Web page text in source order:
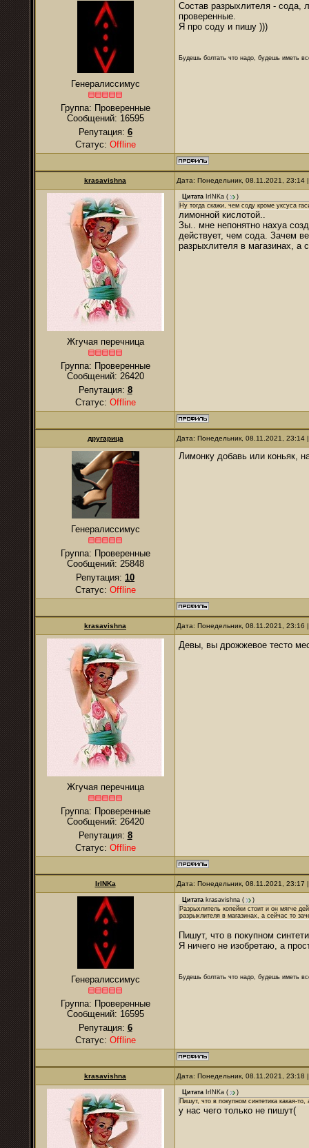
Генералиссимус
Группа: Проверенные
Сообщений: 16595
Репутация: 6
Статус: Offline
Состав разрыхлителя - сода,
проверенные.
Я про соду и пишу )))
Будешь болтать что надо, будешь иметь
krasavishna Дата: Понедельник, 08.11.2021,
Жгучая перечница
Группа: Проверенные
Сообщений: 26420
Репутация: 8
Статус: Offline
Цитата IrINKa (
)
Ну тогда скажи, чем соду кроме уксуса
лимонной кислотой..
Зы.. мне непонятно нахуа
действует, чем сода. Зачем
разрыхлителя в магазинах, а
другарица Дата: Понедельник, 08.11.2021,
Генералиссимус
Группа: Проверенные
Сообщений: 25848
Репутация: 10
Статус: Offline
Лимонку добавь или коньяк,
krasavishna Дата: Понедельник, 08.11.2021,
Жгучая перечница
Группа: Проверенные
Сообщений: 26420
Репутация: 8
Статус: Offline
Девы, вы дрожжевое тесто
IrINKa Дата: Понедельник, 08.11.2021,
Генералиссимус
Группа: Проверенные
Сообщений: 16595
Репутация: 6
Статус: Offline
Цитата krasavishna (
)
Разрыхлитель копейки стоит и он мягче
разрыхлителя в магазинах, а сейчас то
Пишут, что в покупном
Я ничего не изобретаю, а
Будешь болтать что надо, будешь иметь
krasavishna Дата: Понедельник, 08.11.2021,
Цитата IrINKa (
)
Пишут, что в покупном синтетика какая-
у нас чего только не пишут(